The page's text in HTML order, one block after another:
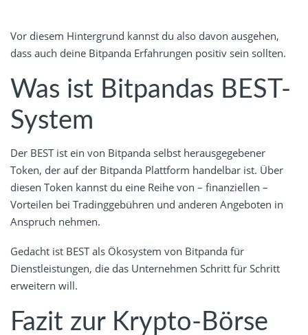
Vor diesem Hintergrund kannst du also davon ausgehen,
dass auch deine Bitpanda Erfahrungen positiv sein sollten.
Was ist Bitpandas BEST-
System
Der BEST ist ein von Bitpanda selbst herausgegebener
Token, der auf der Bitpanda Plattform handelbar ist. Über
diesen Token kannst du eine Reihe von – finanziellen –
Vorteilen bei Tradinggebühren und anderen Angeboten in
Anspruch nehmen.
Gedacht ist BEST als Ökosystem von Bitpanda für
Dienstleistungen, die das Unternehmen Schritt für Schritt
erweitern will.
Fazit zur Krypto-Börse